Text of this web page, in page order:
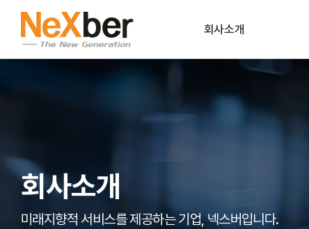
회사소개
공식인증
회사소개
미래지향적 서비스를 제공하는 기업, 넥스버입니다.